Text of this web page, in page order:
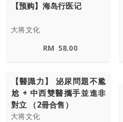
【预购】海岛行医记
大将文化
RM 58.00
【醫識力】 泌尿問題不尷
尬 + 中西雙醫攜手並進非
對立 （2冊合售）
大将文化